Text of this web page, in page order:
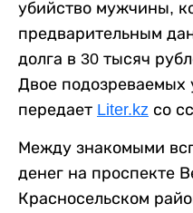
убийство мужчины,
предварительным
долга в 30 тысяч
Двое
передает Liter.kz со
Между знакомыми
денег на проспекте
Красносельском